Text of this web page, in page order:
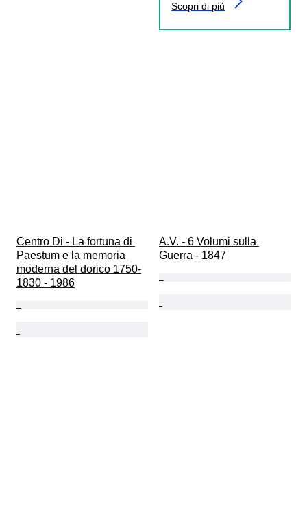
Scopri di più
Centro Di - La fortuna di
Paestum e la memoria
moderna del dorico 1750-
1830 - 1986
A.V. - 6 Volumi sulla
Guerra - 1847